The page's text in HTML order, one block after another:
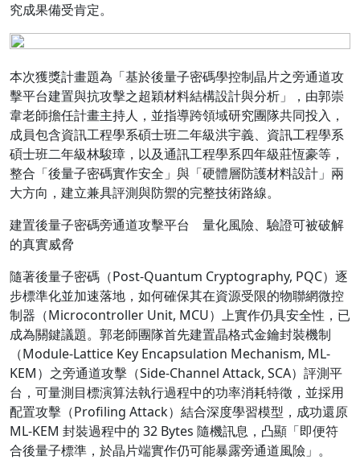
究成果備受肯定。
本次獲獎計畫題為「基於後量子密碼學控制晶片之旁通道攻
擊平台建置與抗攻擊之超穎材料結構設計與分析」，由郭崇
韋老師擔任計畫主持人，並指導跨領域研究團隊共同投入，
成員包含資訊工程學系碩士班二年級洪宇義、資訊工程學系
碩士班二年級林駿璋，以及通訊工程學系四年級莊恆豪等，
整合「後量子密碼實作安全」與「硬體層防護材料設計」兩
大方向，建立兼具評測與防禦的完整技術路線。
建置後量子密碼旁通道攻擊平台 量化風險、驗證可被破解
的真實威脅
隨著後量子密碼（Post-Quantum Cryptography, PQC）逐
步標準化並加速落地，如何確保其在資源受限的物聯網微控
制器（Microcontroller Unit, MCU）上實作仍具安全性，已
成為關鍵議題。郭老師團隊首先建置晶格式金鑰封裝機制
（Module-Lattice Key Encapsulation Mechanism, ML-
KEM）之旁通道攻擊（Side-Channel Attack, SCA）評測平
台，可量測目標演算法執行過程中的功率消耗特徵，並採用
配置攻擊（Profiling Attack）結合深度學習模型，成功還原
ML-KEM 封裝過程中的 32 Bytes 隨機訊息，凸顯「即便符
合後量子標準，於晶片端實作仍可能暴露旁通道風險」。